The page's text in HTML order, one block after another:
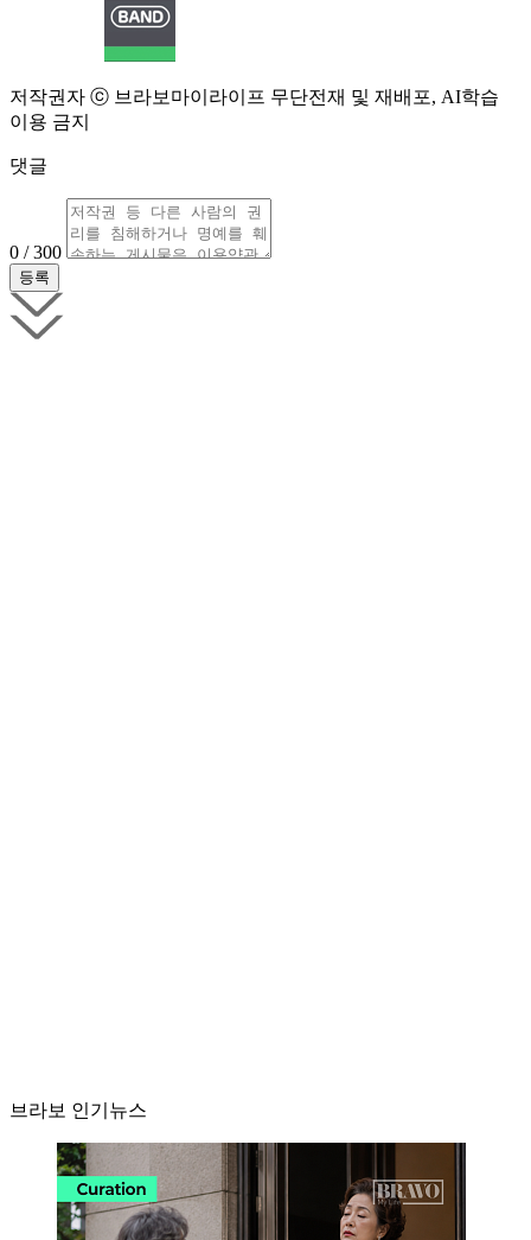
저작권자 ⓒ 브라보마이라이프 무단전재 및 재배포, AI학습
이용 금지
댓글
0 / 300
브라보 인기뉴스